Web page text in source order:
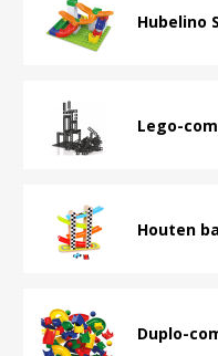
Hubelino
Lego-
Houten
Duplo-